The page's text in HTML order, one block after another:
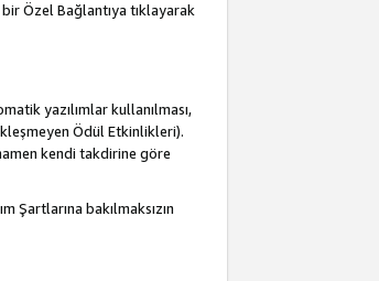
Özel Bağlantıya tıklayarak
yazılımlar kullanılması,
Ödül Etkinlikleri).
kendi takdirine göre
Şartlarına bakılmaksızın